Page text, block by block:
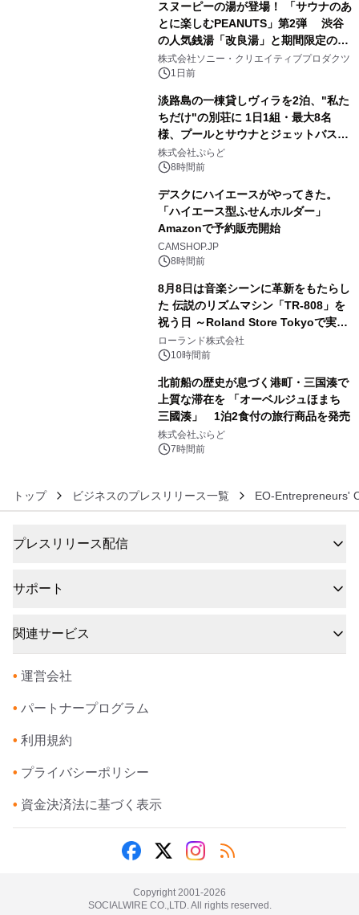
スヌーピーの湯が登場！ 「サウナのあ
とに楽しむPEANUTS」第2弾 渋谷
の人気銭湯「改良湯」と期間限定のコ
ラボレーション サウナイキタイコラ
ボグッズも発売決定！
株式会社ソニー・クリエイティブプロダクツ
1日前
淡路島の一棟貸しヴィラを2泊、"私た
ちだけ"の別荘に 1日1組・最大8名
様、プールとサウナとジェットバス付
きで Villa Mon Temps AWAJIの連泊
素泊りプラン
株式会社ぷらど
8時間前
デスクにハイエースがやってきた。
「ハイエース型ふせんホルダー」
Amazonで予約販売開始
CAMSHOP.JP
8時間前
8月8日は音楽シーンに革新をもたらし
た 伝説のリズムマシン「TR-808」を
祝う日 ～Roland Store Tokyoで実機
を展示しての 記念キャンペーンを開
催 英国ラジオ「NTS」の 特別プログ
アーティストを フィーチャーしたアニ
メーションを公開～
ローランド株式会社
10時間前
北前船の歴史が息づく港町・三国湊で
上質な滞在を 「オーベルジュほまち
三國湊」 1泊2食付の旅行商品を発売
株式会社ぷらど
7時間前
トップ ビジネスのプレスリリース一覧 EO-Entrepreneurs'
プレスリリース配信
サポート
関連サービス
• 運営会社
• パートナープログラム
• 利用規約
• プライバシーポリシー
• 資金決済法に基づく表示
Copyright 2001-2026
SOCIALWIRE CO.,LTD. All rights reserved.